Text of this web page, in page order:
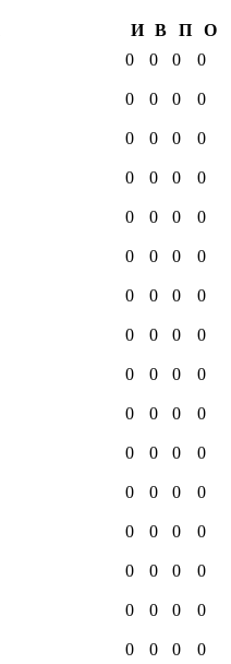
И В П
О
0 0 0 0
0 0 0 0
0 0 0 0
0 0 0 0
0 0 0 0
0 0 0 0
0 0 0 0
0 0 0 0
0 0 0 0
0 0 0 0
0 0 0 0
0 0 0 0
0 0 0 0
0 0 0 0
0 0 0 0
0 0 0
0